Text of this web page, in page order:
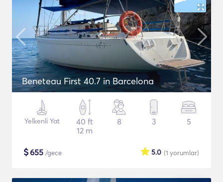
Beneteau First 40.7 in Barcelona
Yelkenli Yat
40 ft
12 m
8 3 5
$655 /gece (1 yorumlar)
5.0